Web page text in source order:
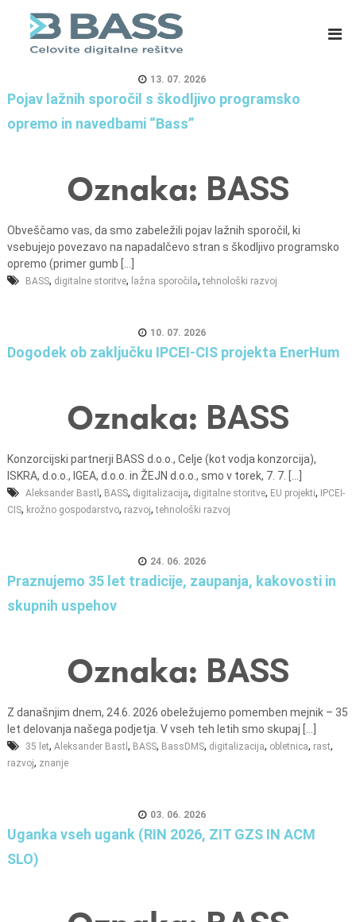
d
o
.
C
l
i
m
i
a
a
n
o
b
a
č
u
o
a
o
i
n
a
13. 07. 2026
Pojav lažnih sporočil s škodljivo programsko
opremo in navedbami “Bass”
Oznaka: BASS
Obveščamo vas, da smo zabeležili pojav lažnih sporočil, ki
vsebujejo povezavo na napadalčevo stran s škodljivo programsko
opremo (primer gumb [...]
BASS, digitalne storitve, lažna sporočila,tehnološki razvoj
10. 07. 2026
Dogodek ob zaključku IPCEI-CIS projekta EnerHum
Oznaka: BASS
Konzorcijski partnerji BASS d.o.o., Celje (kot vodja konzorcija),
ISKRA, d.o.o., IGEA, d.o.o. in ŽEJN d.o.o., smo v torek, 7. 7. [...]
Aleksander Bastl , BASS, digitalizacija, digitalne storitve, EU projekti,
IPCEI-
CIS, krožno gospodarstvo, razvoj,tehnološki razvoj
24. 06. 2026
Praznujemo 35 let tradicije, zaupanja, kakovosti in
skupnih uspehov
Oznaka: BASS
Z današnjim dnem, 24.6. 2026 obeležujemo pomemben mejnik – 35
let delovanja našega podjetja. V vseh teh letih smo skupaj [...]
35 let, Aleksander Bastl , BASS, BassDMS, digitalizacija, obletnica, rast,
razvoj, znanje
03. 06. 2026
Uganka vseh ugank (RIN 2026, ZIT GZS IN ACM
SLO)